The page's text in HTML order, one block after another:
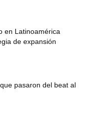
en Latinoamérica
de expansión
pasaron del beat al